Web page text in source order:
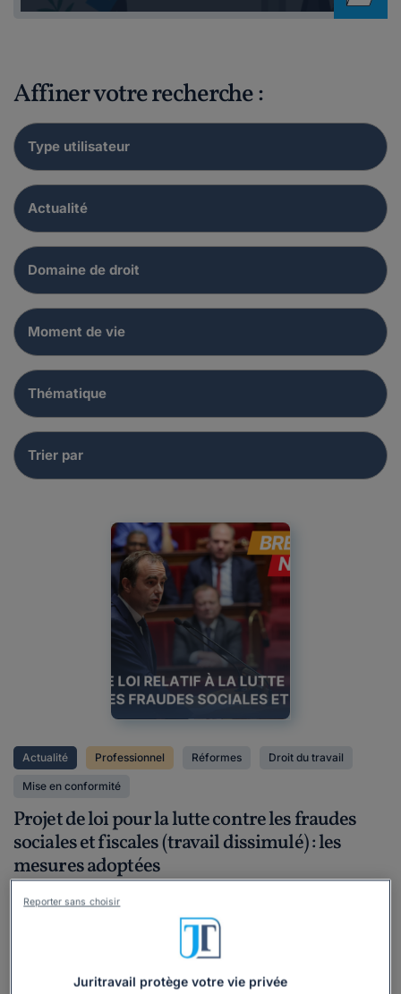
Affiner votre recherche :
Actualité Professionnel Réformes Droit du travail
Mise en conformité
Projet de loi pour la lutte contre les fraudes
sociales et fiscales (travail dissimulé) : les
mesures adoptées
Le projet de loi pour lutter contre les fraudes sociales et
fiscales, notamment contre le travail dissimulé, a
désormais achevé son parcours parlementaire. Le texte a
été définitivement adopté par le Parlement le 11 mai 2026,
Juritravail protège votre vie privée
Reporter sans choisir